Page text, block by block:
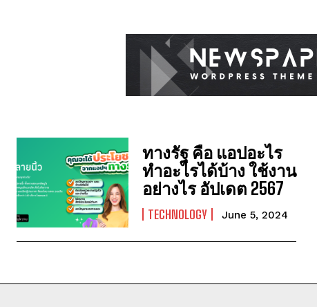
ทางรัฐ คือ แอปอะไร
ทำอะไรได้บ้าง ใช้งาน
อย่างไร อัปเดต 2567
TECHNOLOGY June 5, 2024